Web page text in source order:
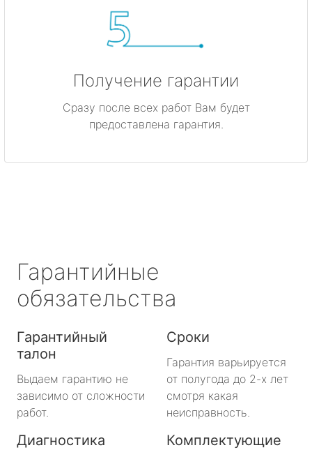
Получение гарантии
Сразу после всех работ Вам будет
предоставлена гарантия.
Гарантийные
обязательства
Гарантийный
талон
Выдаем гарантию не
зависимо от сложности
работ.
Сроки
Гарантия варьируется
от полугода до 2-х лет
смотря какая
неисправность.
Диагностика Комплектующие